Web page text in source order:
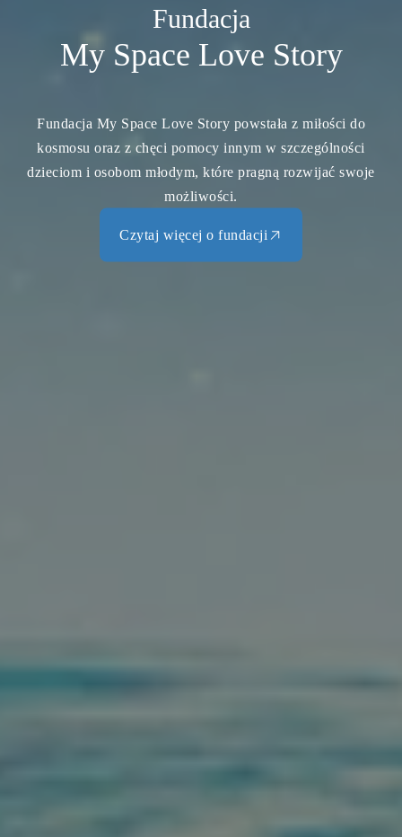
Fundacja
My Space Love Story
Fundacja My Space Love Story powstała z miłości do
kosmosu oraz z chęci pomocy innym w szczególności
dzieciom i osobom młodym, które pragną rozwijać swoje
możliwości.
Czytaj więcej o fundacji